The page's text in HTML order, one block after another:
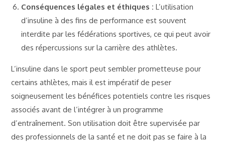
Conséquences légales et éthiques : L’utilisation
d’insuline à des fins de performance est souvent
interdite par les fédérations sportives, ce qui peut avoir
des répercussions sur la carrière des athlètes.
L’insuline dans le sport peut sembler prometteuse pour
certains athlètes, mais il est impératif de peser
soigneusement les bénéfices potentiels contre les risques
associés avant de l’intégrer à un programme
d’entraînement. Son utilisation doit être supervisée par
des professionnels de la santé et ne doit pas se faire à la